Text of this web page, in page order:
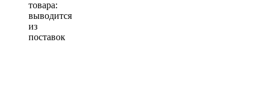
товара:
выводится
из
поставок